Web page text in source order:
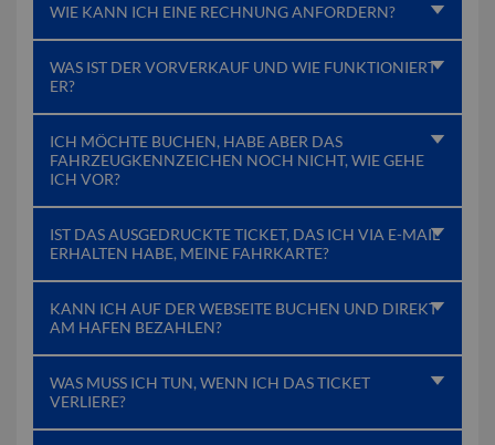
WIE KANN ICH EINE RECHNUNG ANFORDERN?
WAS IST DER VORVERKAUF UND WIE FUNKTIONIERT
ER?
ICH MÖCHTE BUCHEN, HABE ABER DAS
FAHRZEUGKENNZEICHEN NOCH NICHT, WIE GEHE
ICH VOR?
IST DAS AUSGEDRUCKTE TICKET, DAS ICH VIA E-MAIL
ERHALTEN HABE, MEINE FAHRKARTE?
KANN ICH AUF DER WEBSEITE BUCHEN UND DIREKT
AM HAFEN BEZAHLEN?
WAS MUSS ICH TUN, WENN ICH DAS TICKET
VERLIERE?